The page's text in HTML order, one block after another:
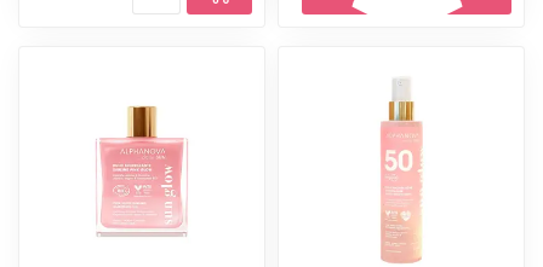
Geef een seintje